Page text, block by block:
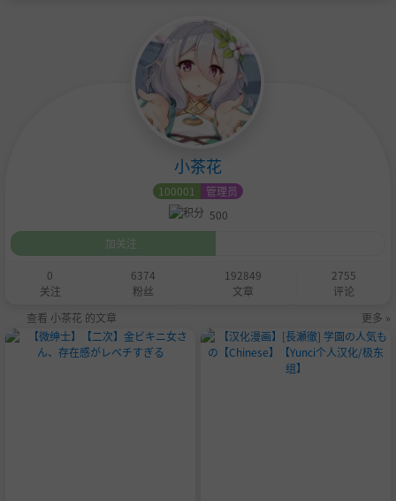
小茶花
100001
管理员
500
加关注
0
关注
6374
粉丝
192849
文章
2755
评论
查看 小茶花 的文章
更多 »